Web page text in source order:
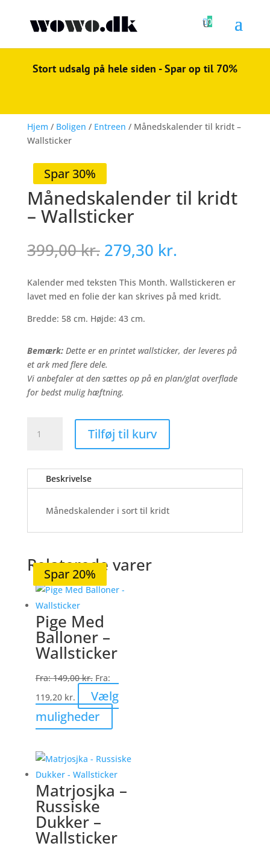
0
Stort udsalg på hele siden - Spar op til 70%
Hjem / Boligen / Entreen / Månedskalender til kridt –
Wallsticker
Spar 30%
Månedskalender til kridt
– Wallsticker
399,00kr. Den
oprindelige
pris
var:
399,00 kr..
279,30 kr.Den
pris
er:
279,30 kr..
Kalender med teksten This Month. Wallstickeren er
lavet med en folie der kan skrives på med kridt.
Bredde: 58 cm. Højde: 43 cm.
Bemærk:Dette er en printet wallsticker, der leveres på
et ark med flere dele.
Vi anbefaler at den sættes op på en plan/glat overflade
for bedst mulig hæftning.
Månedskalender
Wallsticker
antal
Tilføj til kurv
Beskrivelse
Månedskalender i sort til kridt
Relaterede varer
Spar 20%
Pige Med
Balloner –
Wallsticker
Fra:149,00kr. Fra:
119,20 kr.
Vælg
muligheder
vare
flere
varianter.
Mulighederne
på
Spar 20%
Matrjosjka –
Russiske
Dukker –
Wallsticker
Spar 19%
Spar 20%
Spar 20%